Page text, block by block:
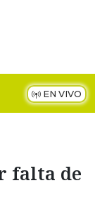
EN VIVO
falta de